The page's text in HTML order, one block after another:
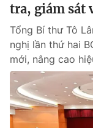
tra, giám sát
Tổng Bí thư Tô
nghị lần thứ hai
mới, nâng cao